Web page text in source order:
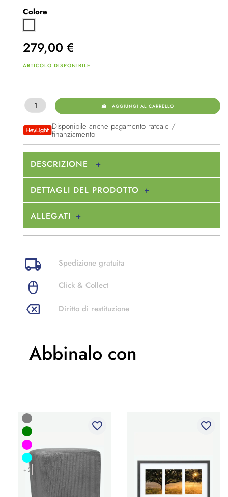
Colore
279,00 €
ARTICOLO DISPONIBILE
AGGIUNGI AL CARRELLO
Disponibile anche pagamento rateale /
finanziamento
DESCRIZIONE
DETTAGLI DEL PRODOTTO
ALLEGATI
Spedizione gratuita
Click & Collect
Diritto di restituzione
Abbinalo con
+ 2
favorite_border favorite_border